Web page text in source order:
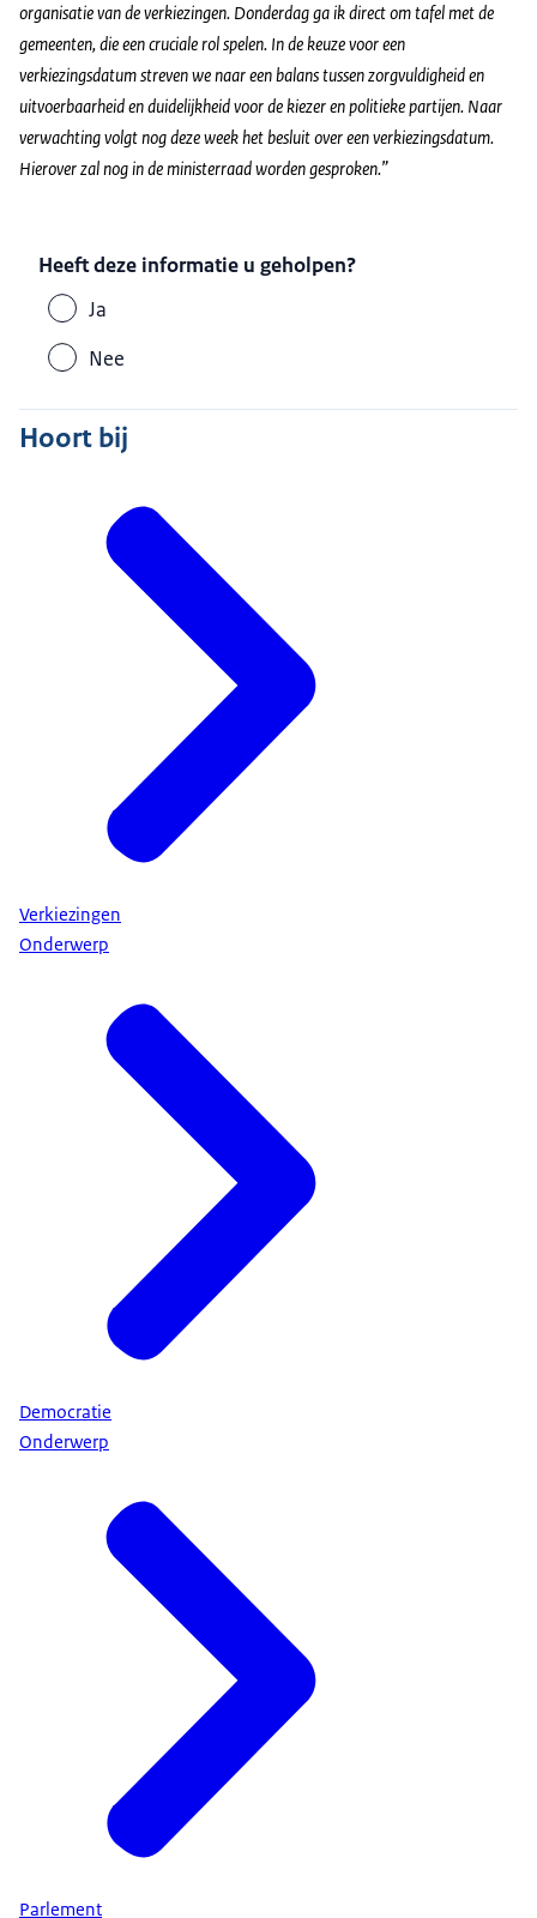
organisatie van de verkiezingen. Donderdag ga ik direct om tafel met de
gemeenten, die een cruciale rol spelen. In de keuze voor een
verkiezingsdatum streven we naar een balans tussen zorgvuldigheid en
uitvoerbaarheid en duidelijkheid voor de kiezer en politieke partijen. Naar
verwachting volgt nog deze week het besluit over een verkiezingsdatum.
Hierover zal nog in de ministerraad worden gesproken.”
Heeft deze informatie u geholpen?
Ja
Nee
Hoort bij
Verkiezingen
Onderwerp
Democratie
Onderwerp
Parlement